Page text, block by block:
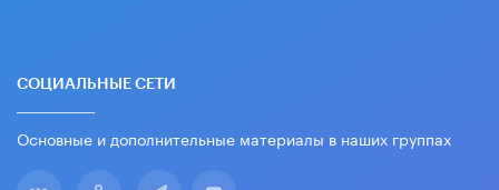
СОЦИАЛЬНЫЕ СЕТИ
Основные и дополнительные материалы в наших группах